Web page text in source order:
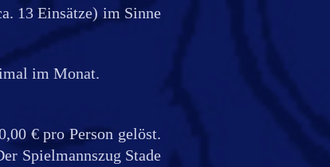
13 Einsätze) im Sinne
im Monat.
€ pro Person gelöst.
Spielmannszug Stade